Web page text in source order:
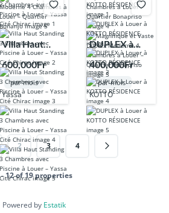
Villa Haut
Standing 3
Chambres
avec Piscine à
Louer – Yassa
Cité Chirac
600,000Fr
par mois
Yassa
DUPLEX à
Louer à
KOTTO
RÉSIDENCE
400,000Fr
par mois
KOTTO
2 3 4
- 12 of 19 properties
Powered by Estatik